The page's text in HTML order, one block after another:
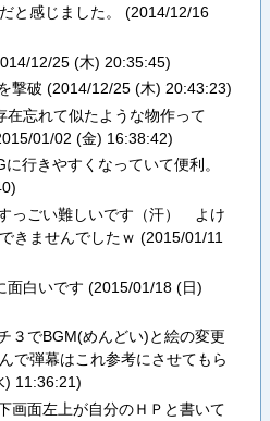
と感じました。 (2014/12/16
12/25 (木) 20:35:45)
撃破 (2014/12/25 (木) 20:43:23)
在忘れて似たような物作って
01/02 (金) 16:38:42)
行きやすくなっていて便利。
)
っごい難しいです（汗） よけ
きませんでしたｗ (2015/01/11
面白いです (2015/01/18 (日)
３でBGM(めんどい)と絵の変更
で弾幕はこれ参考にさせてもら
) 11:36:21)
画面左上が自分のＨＰと書いて